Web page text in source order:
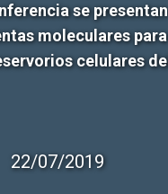
se
moleculares
celulares
22/07/2019